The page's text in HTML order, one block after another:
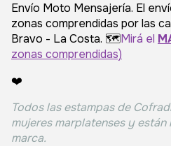
Envío Moto Mensajería. El
zonas comprendidas por las
Bravo - La Costa. 🗺️Mirá el
zonas comprendidas)
❤️
Todos las estampas de
mujeres marplatenses y
marca.